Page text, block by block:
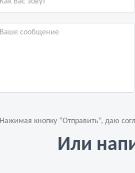
Нажимая кнопку “Отправить”, даю
Или